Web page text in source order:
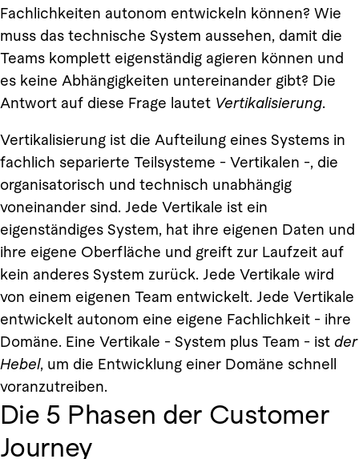
Fachlichkeiten autonom entwickeln können? Wie
muss das technische System aussehen, damit die
Teams komplett eigenständig agieren können und
es keine Abhängigkeiten untereinander gibt? Die
Antwort auf diese Frage lautet Vertikalisierung.
Vertikalisierung ist die Aufteilung eines Systems in
fachlich separierte Teilsysteme - Vertikalen -, die
organisatorisch und technisch unabhängig
voneinander sind. Jede Vertikale ist ein
eigenständiges System, hat ihre eigenen Daten und
ihre eigene Oberfläche und greift zur Laufzeit auf
kein anderes System zurück. Jede Vertikale wird
von einem eigenen Team entwickelt. Jede Vertikale
entwickelt autonom eine eigene Fachlichkeit - ihre
Domäne. Eine Vertikale - System plus Team - ist der
Hebel, um die Entwicklung einer Domäne schnell
voranzutreiben.
Die 5 Phasen der Customer
Journey